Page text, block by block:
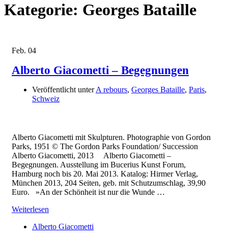
Kategorie: Georges Bataille
Feb. 04
Alberto Giacometti – Begegnungen
Veröffentlicht unterA rebours, Georges Bataille, Paris,
Schweiz
Alberto Giacometti mit Skulpturen. Photographie von Gordon
Parks, 1951 © The Gordon Parks Foundation/ Succession
Alberto Giacometti, 2013 Alberto Giacometti –
Begegnungen. Ausstellung im Bucerius Kunst Forum,
Hamburg noch bis 20. Mai 2013. Katalog: Hirmer Verlag,
München 2013, 204 Seiten, geb. mit Schutzumschlag, 39,90
Euro. »An der Schönheit ist nur die Wunde …
Weiterlesen
Alberto Giacometti